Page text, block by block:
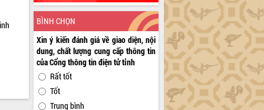
BÌNH CHỌN
Xin ý kiến đánh giá về giao diện, nội
dung, chất lượng cung cấp thông tin
của Cổng thông tin điện tử tỉnh
Rất tốt
Tốt
Trung bình